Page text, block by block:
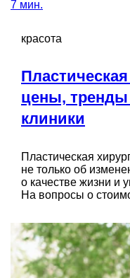
7 мин.
красота
цены,
клиники
Пластическая
не только об
о качестве жизни и
На вопросы о